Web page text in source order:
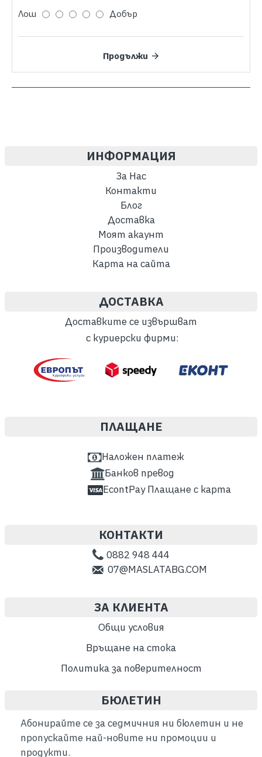
Лош
Добър
Продължи
ИНФОРМАЦИЯ
За Нас
Контакти
Блог
Доставка
Моят акаунт
Производители
Карта на сайта
ДОСТАВКА
Доставките се извършват
с куриерски фирми:
ПЛАЩАНЕ
Наложен платеж
Банков превод
EcontPay Плащане с карта
КОНТАКТИ
0882 948 444
07@MASLATABG.COM
ЗА КЛИЕНТА
Общи условия
Връщане на стока
Политика за поверителност
БЮЛЕТИН
Абонирайте се за седмичния ни бюлетин и не
пропускайте най-новите ни промоции и
продукти.